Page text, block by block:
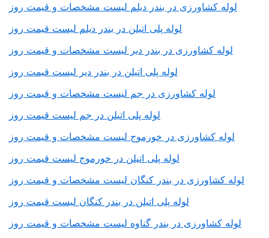
لوله کشاورزی در بندر دیلم لیست مشخصات و قیمت روز
لوله پلی اتیلن در بندر دیلم لیست قیمت روز
لوله کشاورزی در بندر دیر لیست مشخصات و قیمت روز
لوله پلی اتیلن در بندر دیر لیست قیمت روز
لوله کشاورزی در جم لیست مشخصات و قیمت روز
لوله پلی اتیلن در جم لیست قیمت روز
لوله کشاورزی در خورموج لیست مشخصات و قیمت روز
لوله پلی اتیلن در خورموج لیست قیمت روز
لوله کشاورزی در بندر کنگان لیست مشخصات و قیمت روز
لوله پلی اتیلن در بندر کنگان لیست قیمت روز
لوله کشاورزی در بندر گناوه لیست مشخصات و قیمت روز